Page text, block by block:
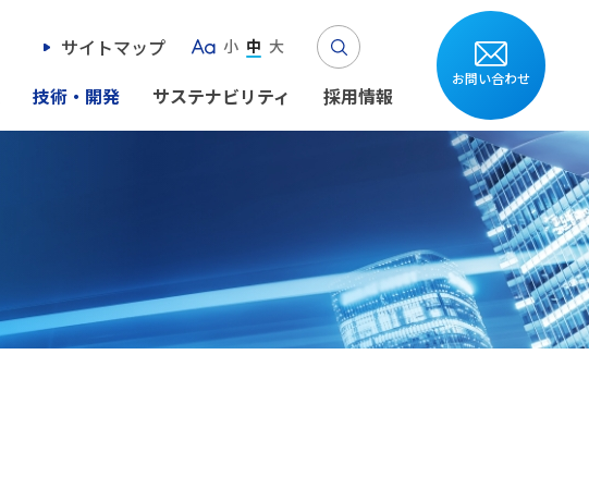
サイトマップ 小 中 大
技術・開発 サステナビリティ 採用情報
お問い合わせ